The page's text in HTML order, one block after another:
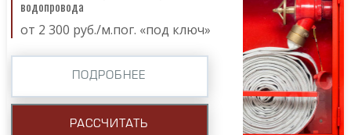
водопровода
от 2 300 руб./м.пог. «под ключ»
ПОДРОБНЕЕ
РАССЧИТАТЬ